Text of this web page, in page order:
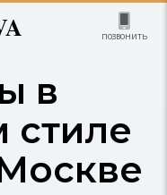
позвонить
в
стиле